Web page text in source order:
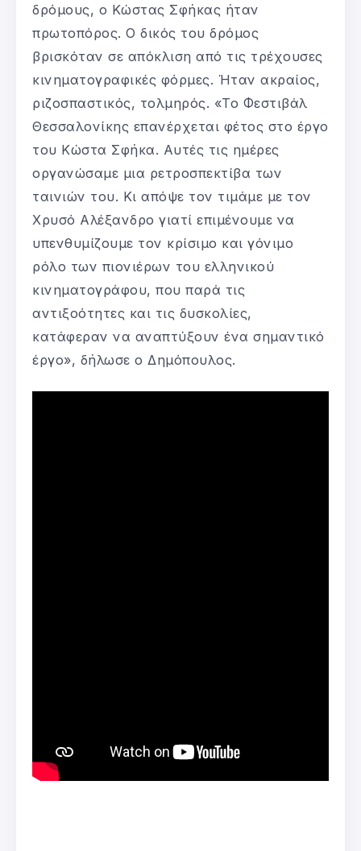
δρόμους, ο Κώστας Σφήκας ήταν
πρωτοπόρος. Ο δικός του δρόμος
βρισκόταν σε απόκλιση από τις τρέχουσες
κινηματογραφικές φόρμες. Ήταν ακραίος,
ριζοσπαστικός, τολμηρός. «Το Φεστιβάλ
Θεσσαλονίκης επανέρχεται φέτος στο έργο
του Κώστα Σφήκα. Αυτές τις ημέρες
οργανώσαμε μια ρετροσπεκτίβα των
ταινιών του. Κι απόψε τον τιμάμε με τον
Χρυσό Αλέξανδρο γιατί επιμένουμε να
υπενθυμίζουμε τον κρίσιμο και γόνιμο
ρόλο των πιονιέρων του ελληνικού
κινηματογράφου, που παρά τις
αντιξοότητες και τις δυσκολίες,
κατάφεραν να αναπτύξουν ένα σημαντικό
έργο», δήλωσε ο Δημόπουλος.